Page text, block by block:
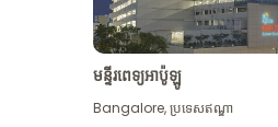
មើល​ច្រើន​ទៀត
មន្ទីរពេទ្យអាប៉ូឡូ
Bangalore,ប្រទេសឥណ្ឌា